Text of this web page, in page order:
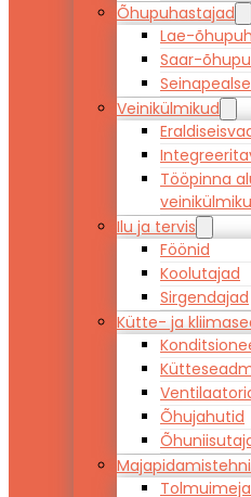
Õhupuhastajad
Lae-
Saar-
Veinikülmikud
Tööpinna
Ilu ja tervis
Föönid
Koolutajad
Sirgendajad
Kütte- ja
Õhujahutid